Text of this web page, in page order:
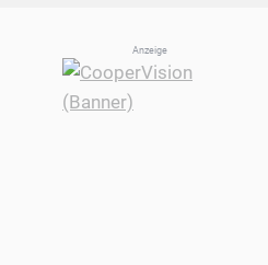
Anzeige